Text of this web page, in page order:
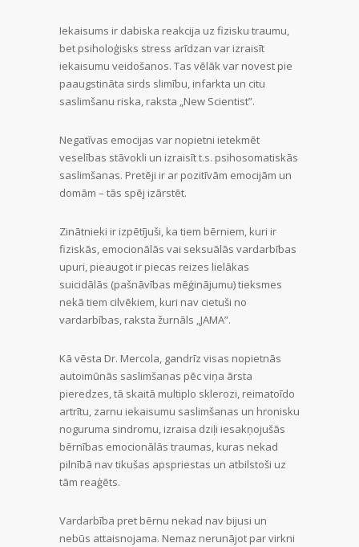
Iekaisums ir dabiska reakcija uz fizisku traumu,
bet psiholoģisks stress arīdzan var izraisīt
iekaisumu veidošanos. Tas vēlāk var novest pie
paaugstināta sirds slimību, infarkta un citu
saslimšanu riska, raksta „New Scientist”.
Negatīvas emocijas var nopietni ietekmēt
veselības stāvokli un izraisīt t.s. psihosomatiskās
saslimšanas. Pretēji ir ar pozitīvām emocijām un
domām – tās spēj izārstēt.
Zinātnieki ir izpētījuši, ka tiem bērniem, kuri ir
fiziskās, emocionālās vai seksuālās vardarbības
upuri, pieaugot ir piecas reizes lielākas
suicidālās (pašnāvības mēģinājumu) tieksmes
nekā tiem cilvēkiem, kuri nav cietuši no
vardarbības, raksta žurnāls „JAMA”.
Kā vēsta Dr. Mercola, gandrīz visas nopietnās
autoimūnās saslimšanas pēc viņa ārsta
pieredzes, tā skaitā multiplo sklerozi, reimatoīdo
artrītu, zarnu iekaisumu saslimšanas un hronisku
noguruma sindromu, izraisa dziļi iesakņojušās
bērnības emocionālās traumas, kuras nekad
pilnībā nav tikušas apspriestas un atbilstoši uz
tām reaģēts.
Vardarbība pret bērnu nekad nav bijusi un
nebūs attaisnojama. Nemaz nerunājot par virkni